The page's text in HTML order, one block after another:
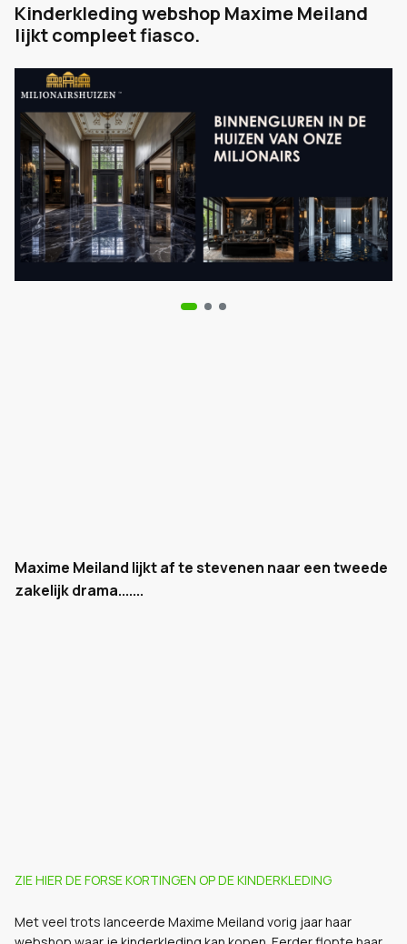
Kinderkleding webshop Maxime Meiland
lijkt compleet fiasco.
Maxime Meiland lijkt af te stevenen naar een tweede
zakelijk drama.......
ZIE HIER DE FORSE KORTINGEN OP DE KINDERKLEDING
Met veel trots lanceerde Maxime Meiland vorig jaar haar